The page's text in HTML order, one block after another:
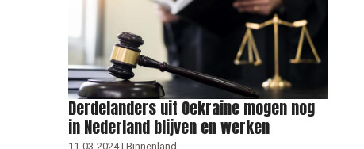
Derdelanders uit Oekraine mogen nog
in Nederland blijven en werken
11-03-2024 | Binnenland